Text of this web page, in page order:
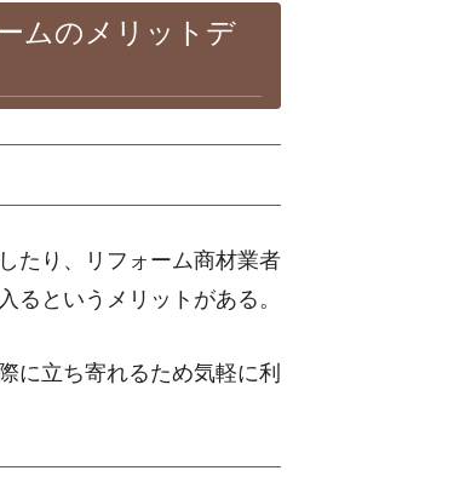
ムのメリットデ
たり、リフォーム商材業者
るというメリットがある。
に立ち寄れるため気軽に利